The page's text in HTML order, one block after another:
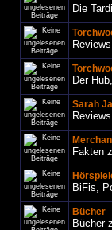
Die
Der
Sarah
Fakten
BiFis,
Bücher
Bücher